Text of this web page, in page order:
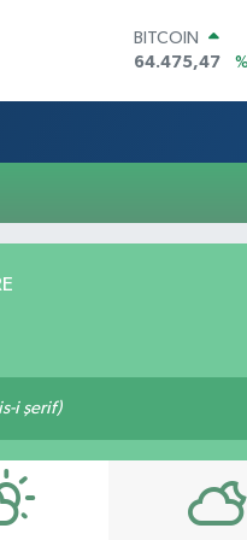
BITCOIN
64.475,47
55,1336
i şerif)